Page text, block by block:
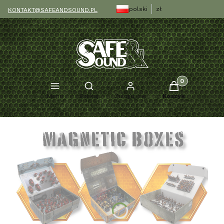
KONTAKT@SAFEANDSOUND.PL polski zł
Menu
Otwórz wyszukiwarkę
Szukaj Zaloguj się
Produkty w
Koszyk